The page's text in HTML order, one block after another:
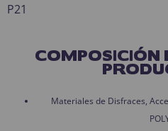
P21
COMPOSICIÓN
Materiales de Disfraces,